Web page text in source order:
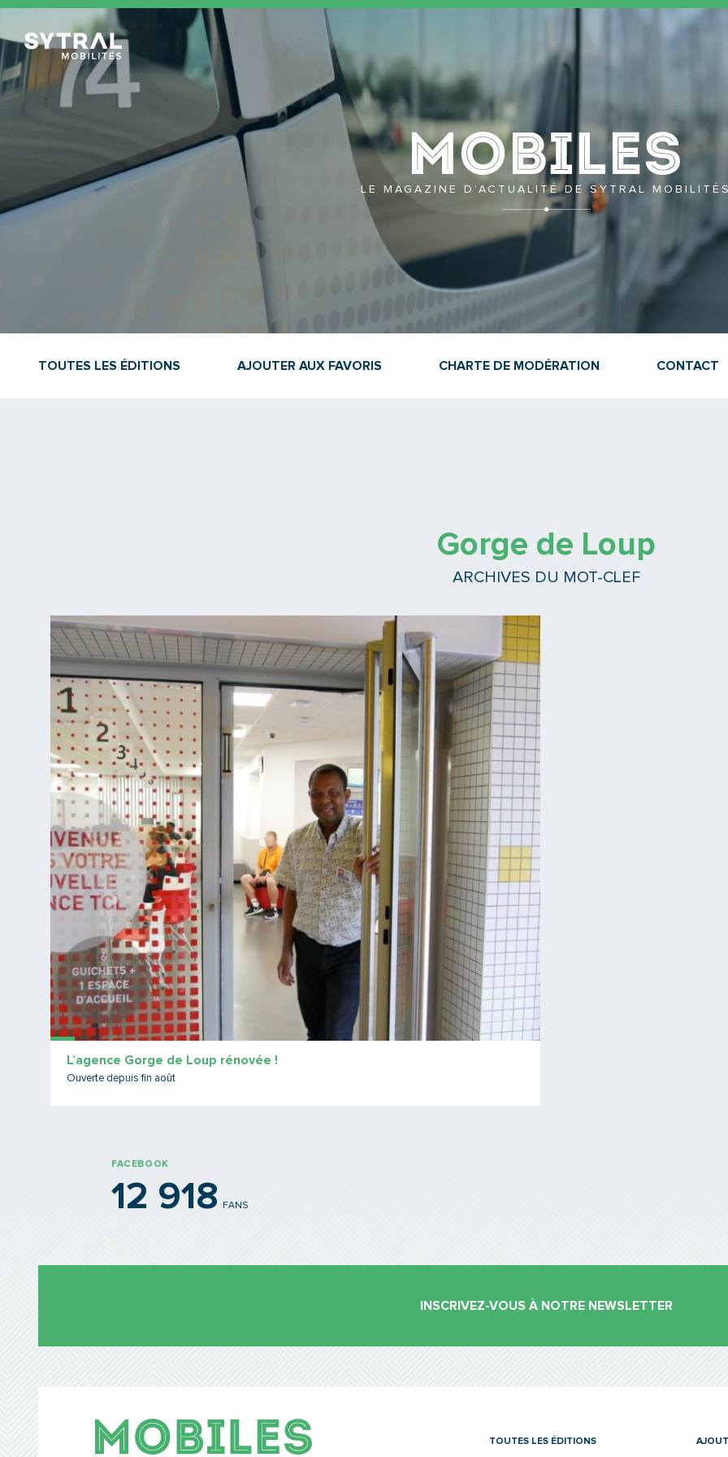
TCL Sytral
LE MAGAZINE D’ACTUALITÉ DE SYTRAL MOBILITÉS
TOUTES LES ÉDITIONS AJOUTER AUX FAVORIS CHARTE DE MODÉRATION CONTACT
Gorge de Loup
ARCHIVES DU MOT-CLEF
L’agence Gorge de Loup rénovée !
Ouverte depuis fin août
Lire la suite
FACEBOOK
12 918 FANS
INSCRIVEZ-VOUS À NOTRE NEWSLETTER
TOUTES LES ÉDITIONS